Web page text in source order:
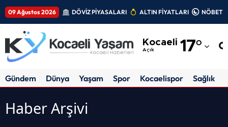
09 Ağustos 2026 DÖVİZ PİYASALARI ALTIN FİYATLARI
Kocaeli
Açık 17°
Adıyaman
Gündem Dünya Yaşam Spor Kocaelispor Sağlık
Haber Arşivi